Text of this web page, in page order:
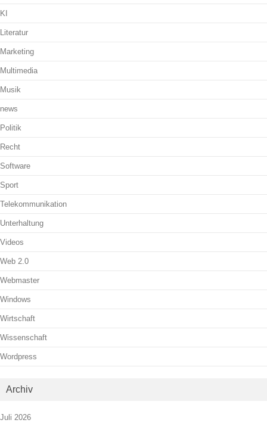
KI
Literatur
Marketing
Multimedia
Musik
news
Politik
Recht
Software
Sport
Telekommunikation
Unterhaltung
Videos
Web 2.0
Webmaster
Windows
Wirtschaft
Wissenschaft
Wordpress
Archiv
Juli 2026